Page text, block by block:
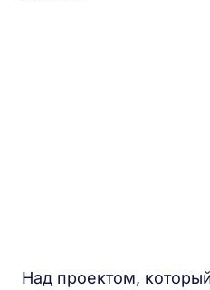
Над проектом,